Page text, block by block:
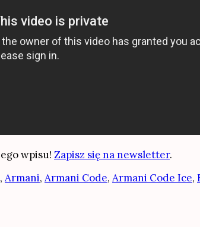
wpisu! Zapisz się na newsletter.
, Armani, Armani Code, Armani Code Ice,